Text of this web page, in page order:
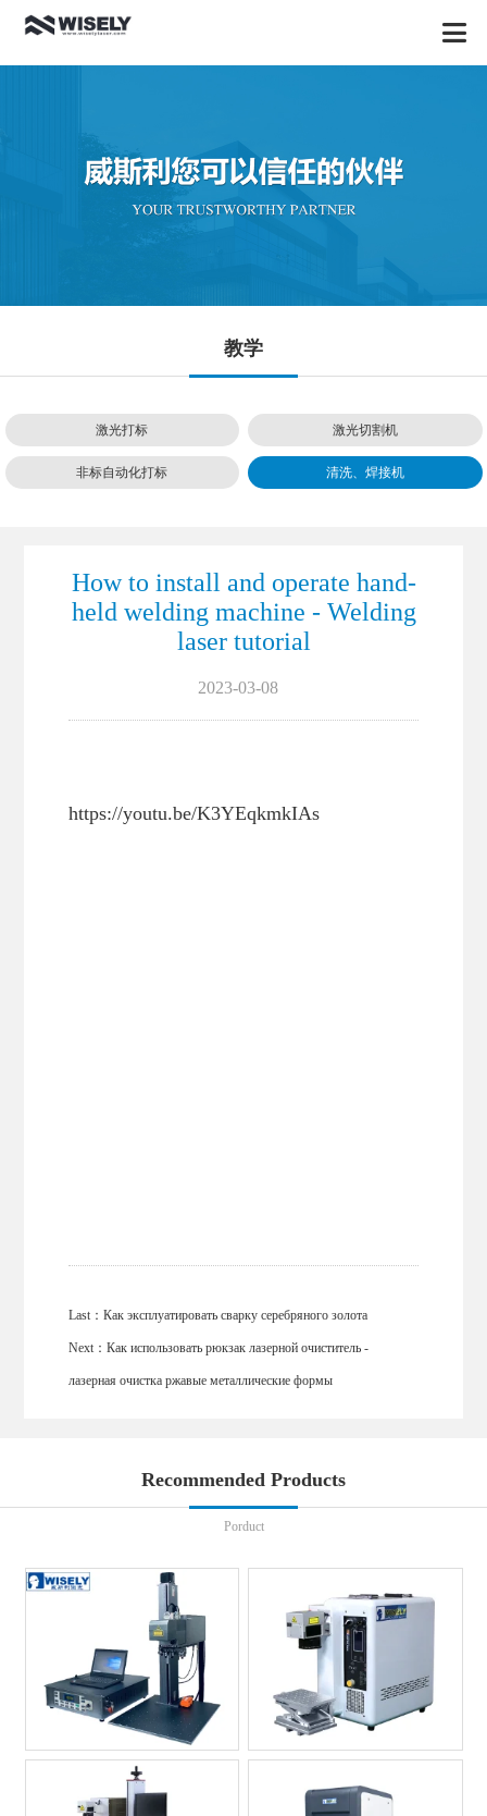
教学
激光打标 激光切割机
非标自动化打标 清洗、焊接机
How to install and operate hand-
held welding machine - Welding
laser tutorial
2023-03-08
https://youtu.be/K3YEqkmkIAs
Last： Как эксплуатировать сварку серебряного золота
Next： Как использовать рюкзак лазерной очиститель -
лазерная очистка ржавые металлические формы
Recommended Products
Porduct